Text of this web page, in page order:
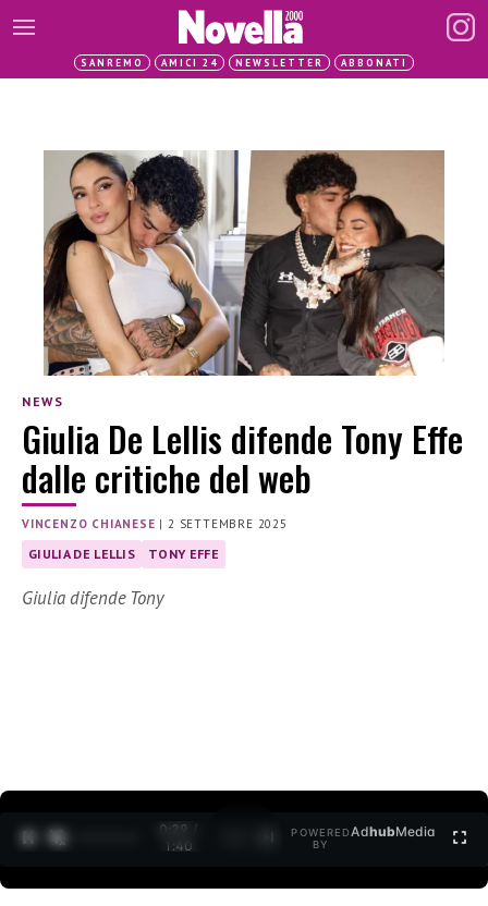
SANREMO AMICI 24 NEWSLETTER ABBONATI
NEWS
Giulia De Lellis difende Tony Effe
dalle critiche del web
VINCENZO CHIANESE |2 SETTEMBRE 2025
GIULIA DE LELLIS TONY EFFE
Giulia difende Tony
0:30 /
1:40
POWERED
BY
AdhubMedia